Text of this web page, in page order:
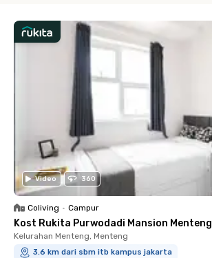
Video 360
Coliving • Campur
Kost Rukita Purwodadi Mansion Menteng
Kelurahan Menteng, Menteng
3.6 km dari sbm itb kampus jakarta